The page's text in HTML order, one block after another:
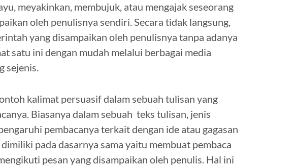
meyakinkan, membujuk, atau mengajak seseorang
oleh penulisnya sendiri. Secara tidak langsung,
yang disampaikan oleh penulisnya tanpa adanya
satu ini dengan mudah melalui berbagai media
sejenis.
kalimat persuasif dalam sebuah tulisan yang
Biasanya dalam sebuah teks tulisan, jenis
pembacanya terkait dengan ide atau gagasan
pada dasarnya sama yaitu membuat pembaca
pesan yang disampaikan oleh penulis. Hal ini